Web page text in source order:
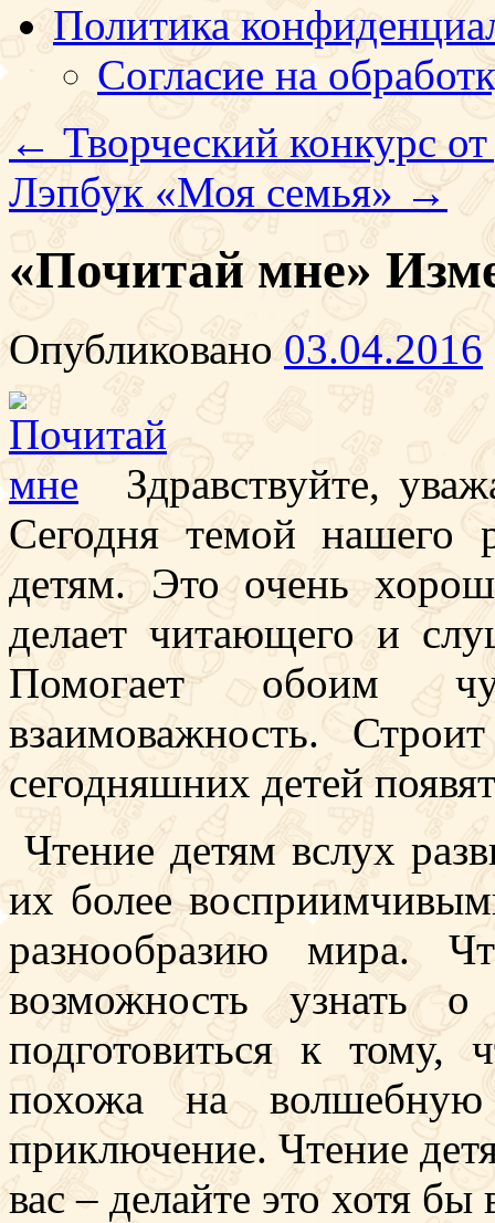
Политика
Согласие на
← Творческий конкурс
Лэпбук «Моя семья» →
«Почитай мне»
Опубликовано 03.04.2016
Здравствуйте,
Сегодня темой нашего
детям. Это очень
делает читающего и
Помогает обоим
взаимоважность.
сегодняшних детей
Чтение детям вслух
их более
разнообразию мира.
возможность узнать
подготовиться к тому,
похожа на волшебную
приключение. Чтение
вас – делайте это хотя